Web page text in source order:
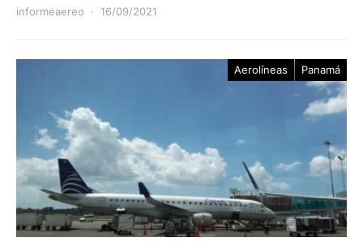
informeaereo 16/09/2021
Aerolíneas Panamá